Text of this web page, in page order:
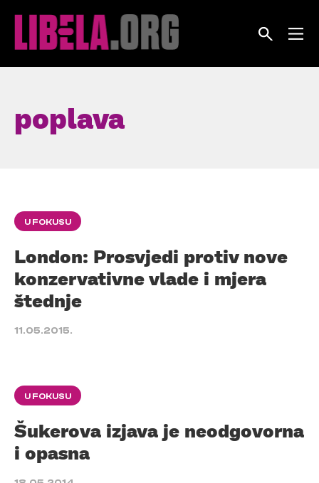
poplava
U FOKUSU
London: Prosvjedi protiv nove
konzervativne vlade i mjera
štednje
11.05.2015.
U FOKUSU
Šukerova izjava je neodgovorna
i opasna